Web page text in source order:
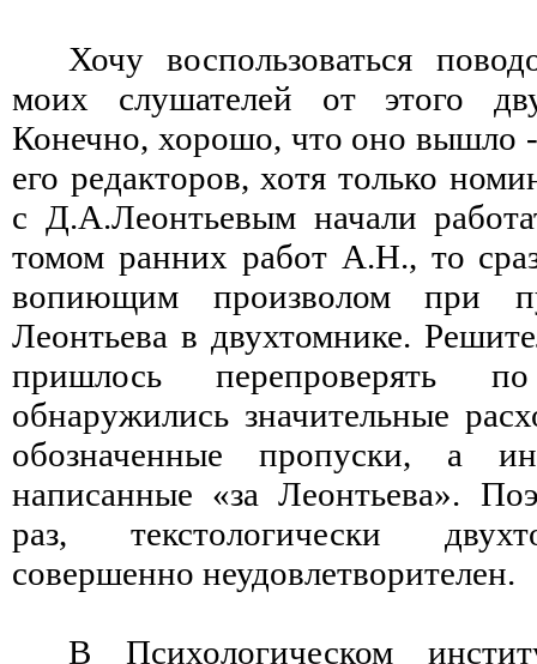
Хочу воспользоваться
моих слушателей от этого
Конечно, хорошо, что оно вышло
его редакторов, хотя только
с Д.А.Леонтьевым начали
томом ранних работ А.Н., то
вопиющим произволом при
Леонтьева в двухтомнике.
пришлось перепроверять
обнаружились значительные
обозначенные пропуски, а
написанные «за Леонтьева».
раз, текстологически
совершенно неудовлетворителен.
В Психологическом